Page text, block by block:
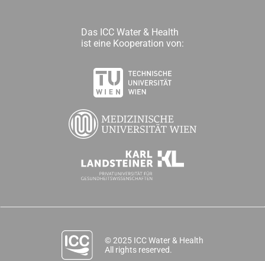
Das ICC Water & Health
ist eine Kooperation von:
© 2025 ICC Water & Health
All rights reserved.